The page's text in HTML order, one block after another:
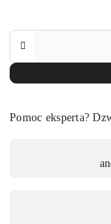
Pomoc eksperta?